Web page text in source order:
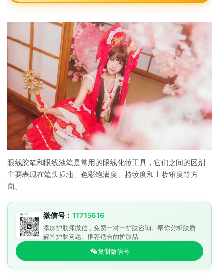
眼线胶笔和眼线液笔是常用的眼线化妆工具，它们之间的区别
主要表现在笔头质地、色彩饱满度、持妆度和上妆难度等方
面。
微信号： 11715616
添加护肤师微信，免费一对一护肤咨询。帮你分析肤质、
解答护肤问题、推荐适合的护肤品
复制微信号